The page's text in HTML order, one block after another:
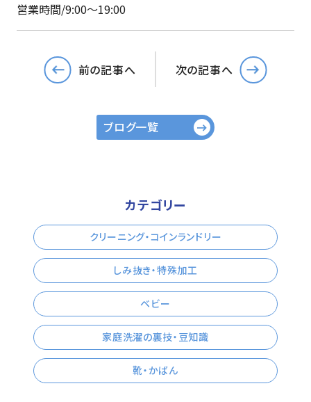
営業時間/9:00～19:00
前の記事へ 次の記事へ
ブログ一覧
カテゴリー
クリーニング・コインランドリー
しみ抜き・特殊加工
ベビー
家庭洗濯の裏技・豆知識
靴・かばん